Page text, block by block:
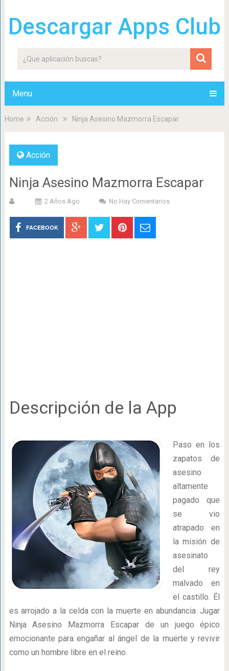
Descargar Apps Club
Menu
Home Acción Ninja Asesino Mazmorra Escapar
Acción
Ninja Asesino Mazmorra Escapar
2 Años Ago No Hay Comentarios
FACEBOOK
Descripción de la App
Paso en los
zapatos de
asesino
altamente
pagado que
se vio
atrapado en
la misión de
asesinato
del rey
malvado en
el castillo. Él
es arrojado a la celda con la muerte en abundancia. Jugar
Ninja Asesino Mazmorra Escapar de un juego épico
emocionante para engañar al ángel de la muerte y revivir
como un hombre libre en el reino.